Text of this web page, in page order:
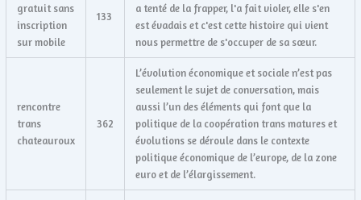
gratuit sans
inscription
sur mobile
133
a tenté de la frapper, l'a fait violer, elle s'en
est évadais et c'est cette histoire qui vient
nous permettre de s'occuper de sa sœur.
rencontre
trans
chateauroux
362
L’évolution économique et sociale n’est pas
seulement le sujet de conversation, mais
aussi l’un des éléments qui font que la
politique de la coopération trans matures et
évolutions se déroule dans le contexte
politique économique de l’europe, de la zone
euro et de l’élargissement.